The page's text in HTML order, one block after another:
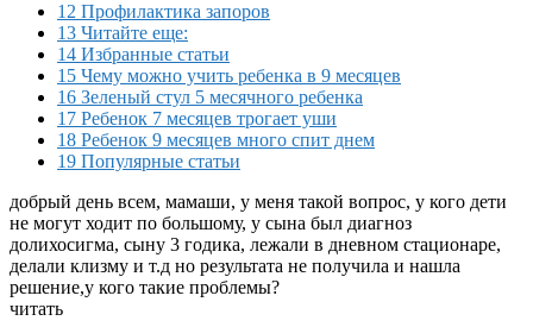
12 Профилактика запоров
13 Читайте еще:
14 Избранные статьи
15 Чему можно учить ребенка в 9 месяцев
16 Зеленый стул 5 месячного ребенка
17 Ребенок 7 месяцев трогает уши
18 Ребенок 9 месяцев много спит днем
19 Популярные статьи
добрый день всем, мамаши, у меня такой вопрос, у кого дети
не могут ходит по большому, у сына был диагноз
долихосигма, сыну 3 годика, лежали в дневном стационаре,
делали клизму и т.д но результата не получила и нашла
решение,у кого такие проблемы?
читать